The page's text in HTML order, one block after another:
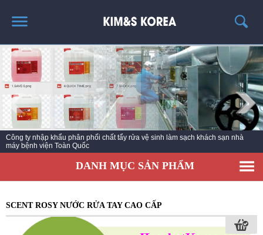
TRANG CHỦ
THÔNG TIN SẢN PHẨM
TIN TỨC
LIÊN HỆ
EC KY NƯỚC TẨY RỬA CÔNG NGHIỆP ECO ONE
Công ty nhập khẩu phân phối chất tẩy rửa vệ sinh làm sạch khách sạn nhà
máy bệnh viện Toàn Quốc
DANH MỤC SẢN PHẨM
SCENT ROSY NƯỚC RỬA TAY CAO CẤP